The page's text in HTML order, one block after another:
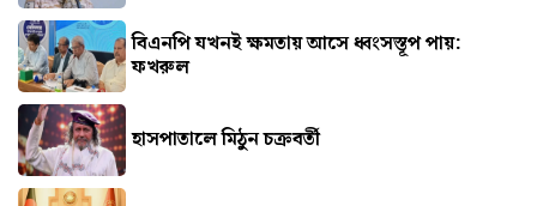
বিএনপি যখনই ক্ষমতায় আসে ধ্বংসস্তূপ পায়:
ফখরুল
হাসপাতালে মিঠুন চক্রবর্তী